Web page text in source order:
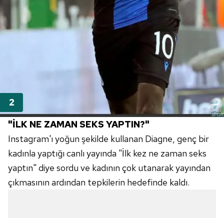
"İLK NE ZAMAN SEKS YAPTIN?"
Instagram'ı yoğun şekilde kullanan Diagne, genç bir
kadınla yaptığı canlı yayında "İlk kez ne zaman seks
yaptın" diye sordu ve kadının çok utanarak yayından
çıkmasının ardından tepkilerin hedefinde kaldı.